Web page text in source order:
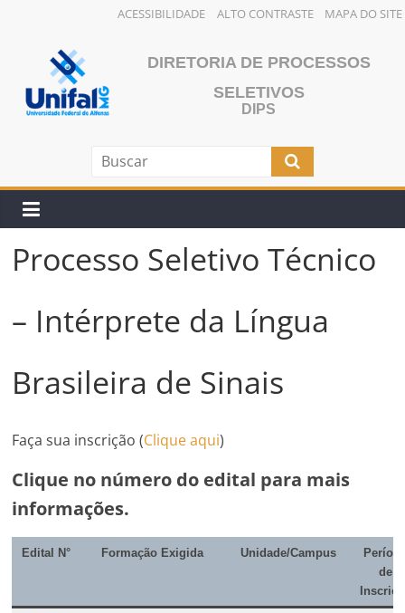
ACESSIBILIDADE ALTO CONTRASTE MAPA DO SITE
conteúdo
DIRETORIA DE PROCESSOS
SELETIVOS
DIPS
Processo Seletivo Técnico
– Intérprete da Língua
Brasileira de Sinais
Faça sua inscrição (Clique aqui)
Clique no número do edital para mais
informações.
Edital N° Formação Exigida Unidade/Campus
de